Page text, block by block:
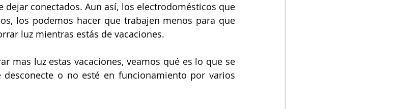
dejar conectados. Aun así, los electrodomésticos que
los podemos hacer que trabajen menos para que
luz mientras estás de vacaciones.
mas luz estas vacaciones, veamos qué es lo que se
o no esté en funcionamiento por varios